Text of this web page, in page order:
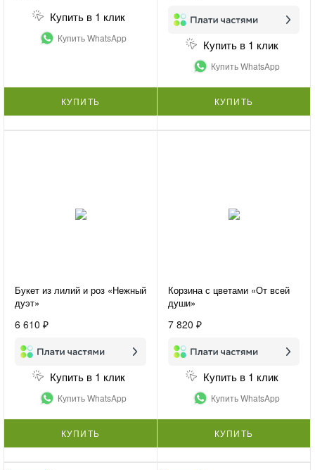
Купить в 1 клик
Купить WhatsApp
КУПИТЬ
Купить в 1 клик
Купить WhatsApp
КУПИТЬ
Букет из лилий и роз «Нежный
дуэт»
6 610 ₽
Купить в 1 клик
Купить WhatsApp
КУПИТЬ
Корзина с цветами «От всей
души»
7 820 ₽
Купить в 1 клик
Купить WhatsApp
КУПИТЬ